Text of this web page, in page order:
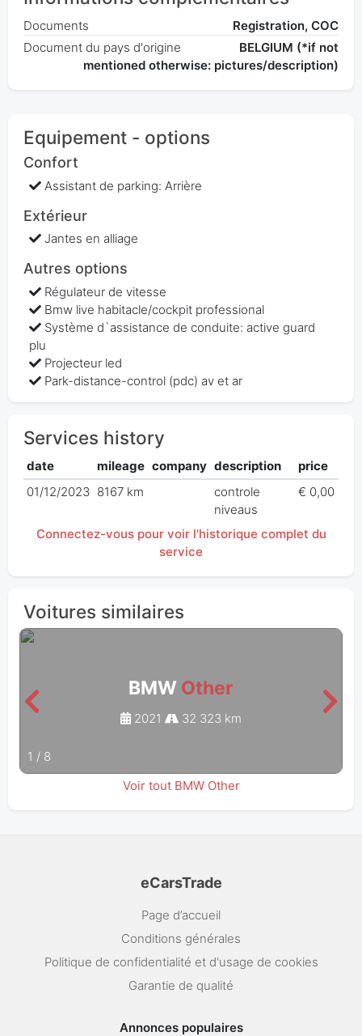
Documents
Registration, COC
Document du pays d'origine
BELGIUM (*if not
mentioned otherwise: pictures/description)
Equipement - options
Confort
Assistant de parking: Arrière
Extérieur
Jantes en alliage
Autres options
Régulateur de vitesse
Bmw live habitacle/cockpit professional
Système d`assistance de conduite: active guard
plu
Projecteur led
Park-distance-control (pdc) av et ar
Services history
date mileage company description
price
01/12/2023 8167 km
controle
niveaus
€ 0,00
Connectez-vous pour voir l'historique complet du
service
Voitures similaires
BMW Other
2021 32 323 km
1 / 8
Voir tout BMW Other
eCarsTrade
Page d’accueil
Conditions générales
Politique de confidentialité et d'usage de cookies
Garantie de qualité
Annonces populaires